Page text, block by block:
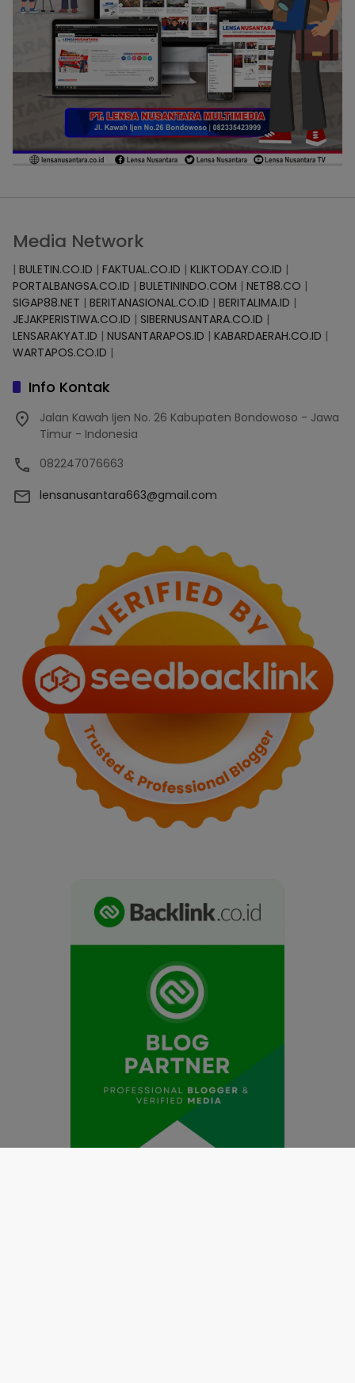
Media Network
| BULETIN.CO.ID | FAKTUAL.CO.ID | KLIKTODAY.CO.ID |
PORTALBANGSA.CO.ID | BULETININDO.COM | NET88.CO |
SIGAP88.NET | BERITANASIONAL.CO.ID | BERITALIMA.ID |
JEJAKPERISTIWA.CO.ID | SIBERNUSANTARA.CO.ID |
LENSARAKYAT.ID | NUSANTARAPOS.ID | KABARDAERAH.CO.ID |
WARTAPOS.CO.ID |
Info Kontak
Jalan Kawah Ijen No. 26 Kabupaten Bondowoso - Jawa
Timur - Indonesia
082247076663
lensanusantara663@gmail.com